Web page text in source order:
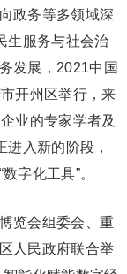
政务等多领域深
生服务与社会治
发展，2021中国
开州区举行，来
业的专家学者及
进入新的阶段，
字化工具”。
览会组委会、重
人民政府联合举